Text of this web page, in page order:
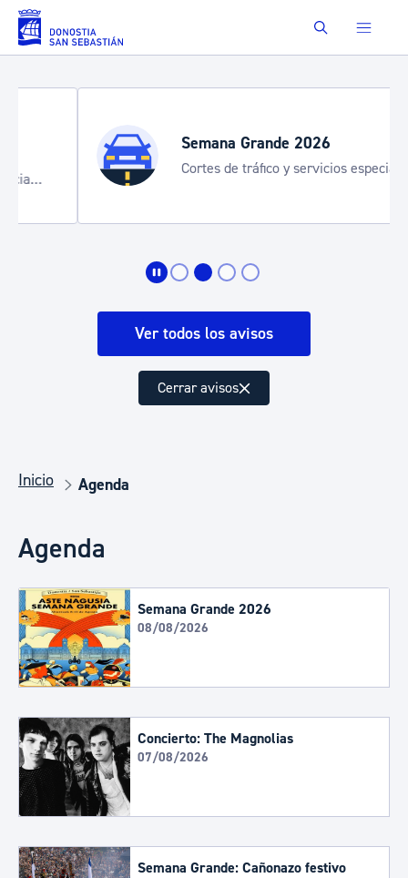
Saltar al contenido principal Buscar
Semana Grande 2026
Cortes de tráfico y servicios especiales
de transporte
Ver todos los avisos
Cerrar avisos
Inicio Agenda
Agenda
Semana Grande 2026
08/08/2026
Concierto: The Magnolias
07/08/2026
Semana Grande: Cañonazo festivo